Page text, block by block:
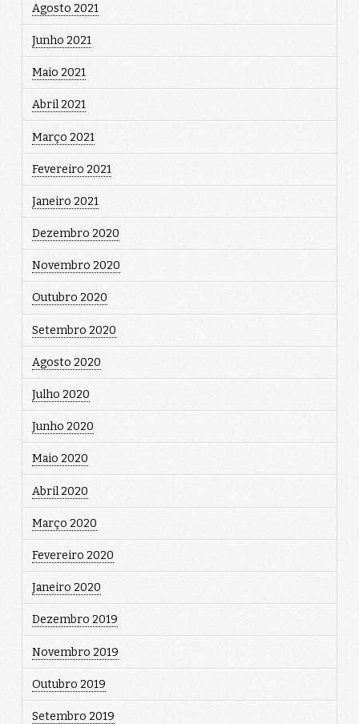
Agosto 2021
Junho 2021
Maio 2021
Abril 2021
Março 2021
Fevereiro 2021
Janeiro 2021
Dezembro 2020
Novembro 2020
Outubro 2020
Setembro 2020
Agosto 2020
Julho 2020
Junho 2020
Maio 2020
Abril 2020
Março 2020
Fevereiro 2020
Janeiro 2020
Dezembro 2019
Novembro 2019
Outubro 2019
Setembro 2019